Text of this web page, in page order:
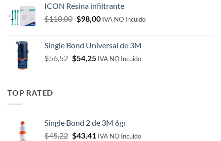
$19,33.$18,56.
ICON Resina infiltrante
$110,00 Original
$110,00.
$98,00Current
$98,00.
IVA NO Incuido
Single Bond Universal de 3M
$56,52 Original
$54,25Current
IVA NO Incuido
TOP RATED
Single Bond 2 de 3M 6gr
$45,22 Original
$43,41 Current
IVA NO Incuido